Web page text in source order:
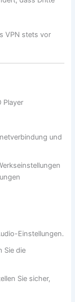
VPN stets vor
Player
und
Einstellungen.
Sie die
Sie sicher,